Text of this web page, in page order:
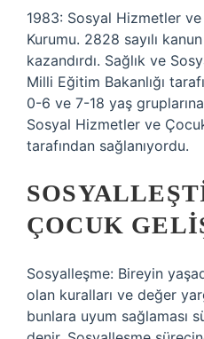
1983: Sosyal Hizmetler
Kurumu. 2828 sayılı
kazandırdı. Sağlık ve
Milli Eğitim Bakanlığı
0-6 ve 7-18 yaş
Sosyal Hizmetler ve
tarafından sağlanıyordu.
ÇOCUK
Sosyalleşme: Bireyin
olan kuralları ve değer
bunlara uyum sağlaması